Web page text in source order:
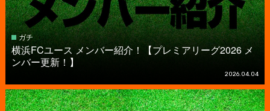
ガチ
横浜FCユース メンバー紹介！【プレミアリーグ2026 メ
ンバー更新！】
2026.04.04